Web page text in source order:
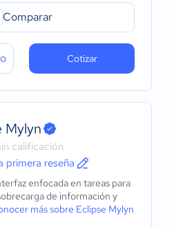
Comparar
Cotizar
Mylyn
calificación
primera reseña
enfocada en tareas para
de información y
más sobre Eclipse Mylyn